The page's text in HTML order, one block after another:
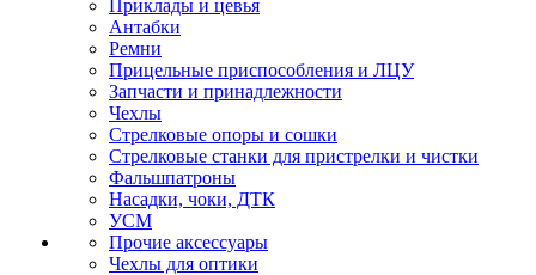
Приклады и цевья
Антабки
Ремни
Прицельные приспособления и ЛЦУ
Запчасти и принадлежности
Чехлы
Стрелковые опоры и сошки
Стрелковые станки для пристрелки и чистки
Фальшпатроны
Насадки, чоки, ДТК
УСМ
Прочие аксессуары
Чехлы для оптики